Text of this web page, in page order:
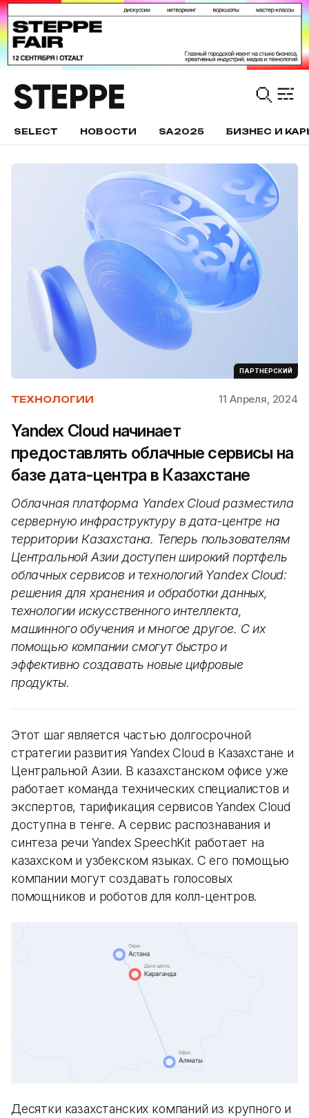
SELECT НОВОСТИ SA2025 БИЗНЕС И
ПАРТНЕРСКИЙ
ТЕХНОЛОГИИ 11 Апреля, 2024
Yandex Cloud начинает
предоставлять облачные сервисы на
базе дата-центра в Казахстане
Облачная платформа Yandex Cloud разместила
серверную инфраструктуру в дата-центре на
территории Казахстана. Теперь пользователям
Центральной Азии доступен широкий портфель
облачных сервисов и технологий Yandex Cloud:
решения для хранения и обработки данных,
технологии искусственного интеллекта,
машинного обучения и многое другое. С их
помощью компании смогут быстро и
эффективно создавать новые цифровые
продукты.
Этот шаг является частью долгосрочной
стратегии развития Yandex Cloud в Казахстане и
Центральной Азии. В казахстанском офисе уже
работает команда технических специалистов и
экспертов, тарификация сервисов Yandex Cloud
доступна в тенге. А сервис распознавания и
синтеза речи Yandex SpeechKit работает на
казахском и узбекском языках. С его помощью
компании могут создавать голосовых
помощников и роботов для колл-центров.
Десятки казахстанских компаний из крупного и